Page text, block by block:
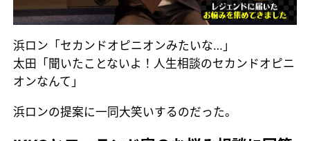
浜ロン「セカンドオピニオンみたいな…」
太田「聞いたことないよ！人生相談のセカンドオピニ
オンなんて」
浜ロンの提案に一同大笑いするのだった。